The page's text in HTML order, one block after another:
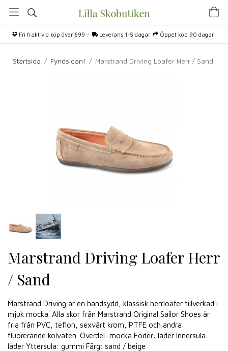
Fri frakt vid köp över 699:- Leverans 1-5 dagar Öppet köp 90 dagar
Startsida / Fyndsidan! / Marstrand Driving Loafer Herr / Sand
Marstrand Driving Loafer Herr
/ Sand
Marstrand Driving är en handsydd, klassisk herrloafer tillverkad i
mjuk mocka. Alla skor från Marstrand Original Sailor Shoes är
fria från PVC, teflon, sexvärt krom, PTFE och andra
fluorerande kolväten. Överdel: mocka Foder: läder Innersula:
läder Yttersula: gummi Färg: sand / beige